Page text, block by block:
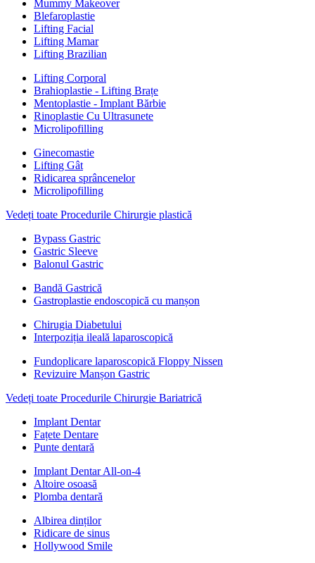
Mummy Makeover
Blefaroplastie
Lifting Facial
Lifting Mamar
Lifting Brazilian
Lifting Corporal
Brahioplastie - Lifting Brațe
Mentoplastie - Implant Bărbie
Rinoplastie Cu Ultrasunete
Microlipofilling
Ginecomastie
Lifting Gât
Ridicarea sprâncenelor
Microlipofilling
Vedeți toate Procedurile Chirurgie plastică
Bypass Gastric
Gastric Sleeve
Balonul Gastric
Bandă Gastrică
Gastroplastie endoscopică cu manșon
Chirugia Diabetului
Interpoziția ileală laparoscopică
Fundoplicare laparoscopică Floppy Nissen
Revizuire Manșon Gastric
Vedeți toate Procedurile Chirurgie Bariatrică
Implant Dentar
Fațete Dentare
Punte dentară
Implant Dentar All-on-4
Altoire osoasă
Plomba dentară
Albirea dinților
Ridicare de sinus
Hollywood Smile